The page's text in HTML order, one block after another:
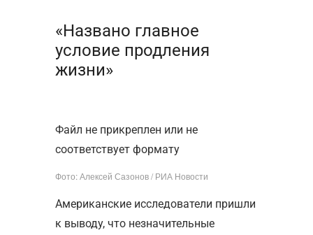
«Названо главное
условие продления
жизни»
Файл не прикреплен или не
соответствует формату
Фото: Алексей Сазонов / РИА Новости
Американские исследователи пришли
к выводу, что незначительные